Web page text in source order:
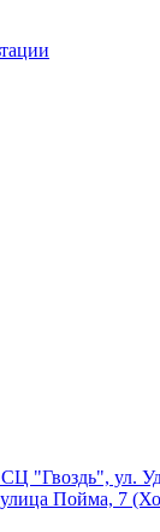
"Гвоздь", ул.
Пойма, 7